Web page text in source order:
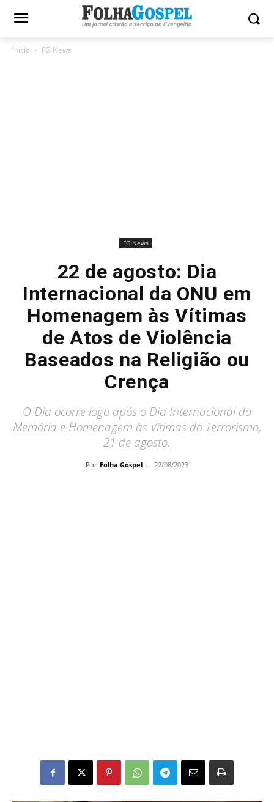
Início FG News
FG News
22 de agosto: Dia
Internacional da ONU em
Homenagem às Vítimas
de Atos de Violência
Baseados na Religião ou
Crença
O Dia ocorre logo após o Dia Internacional da
Memória e Homenagem às Vítimas do Terrorismo,
21 de agosto.
Por Folha Gospel - 22/08/2023